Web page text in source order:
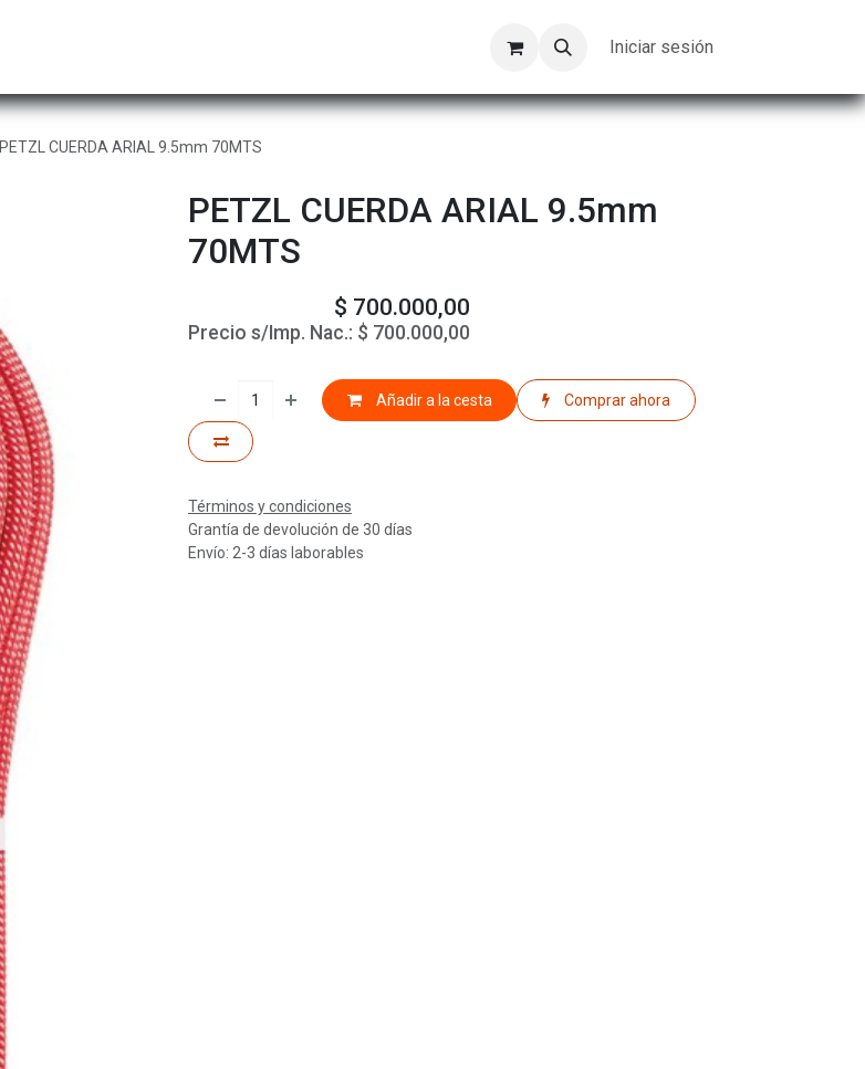
Trabajos Iniciar sesión
PETZL CUERDA ARIAL 9.5mm 70MTS
PETZL CUERDA ARIAL 9.5mm
70MTS
$ 700.000,00
Precio s/Imp. Nac.: $ 700.000,00
Añadir a la cesta Comprar ahora
Términos y condiciones
Grantía de devolución de 30 días
Envío: 2-3 días laborables